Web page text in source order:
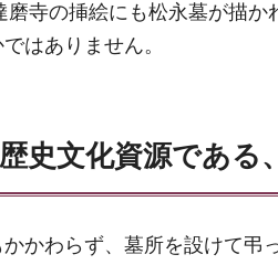
磨寺の挿絵にも松永墓が描
はありません。
史文化資源である
かわらず、墓所を設けて弔